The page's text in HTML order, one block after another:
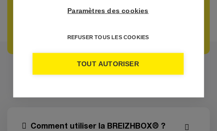
Paramètres des cookies
REFUSER TOUS LES COOKIES
TOUT AUTORISER
Comment utiliser la BREIZHBOX® ?